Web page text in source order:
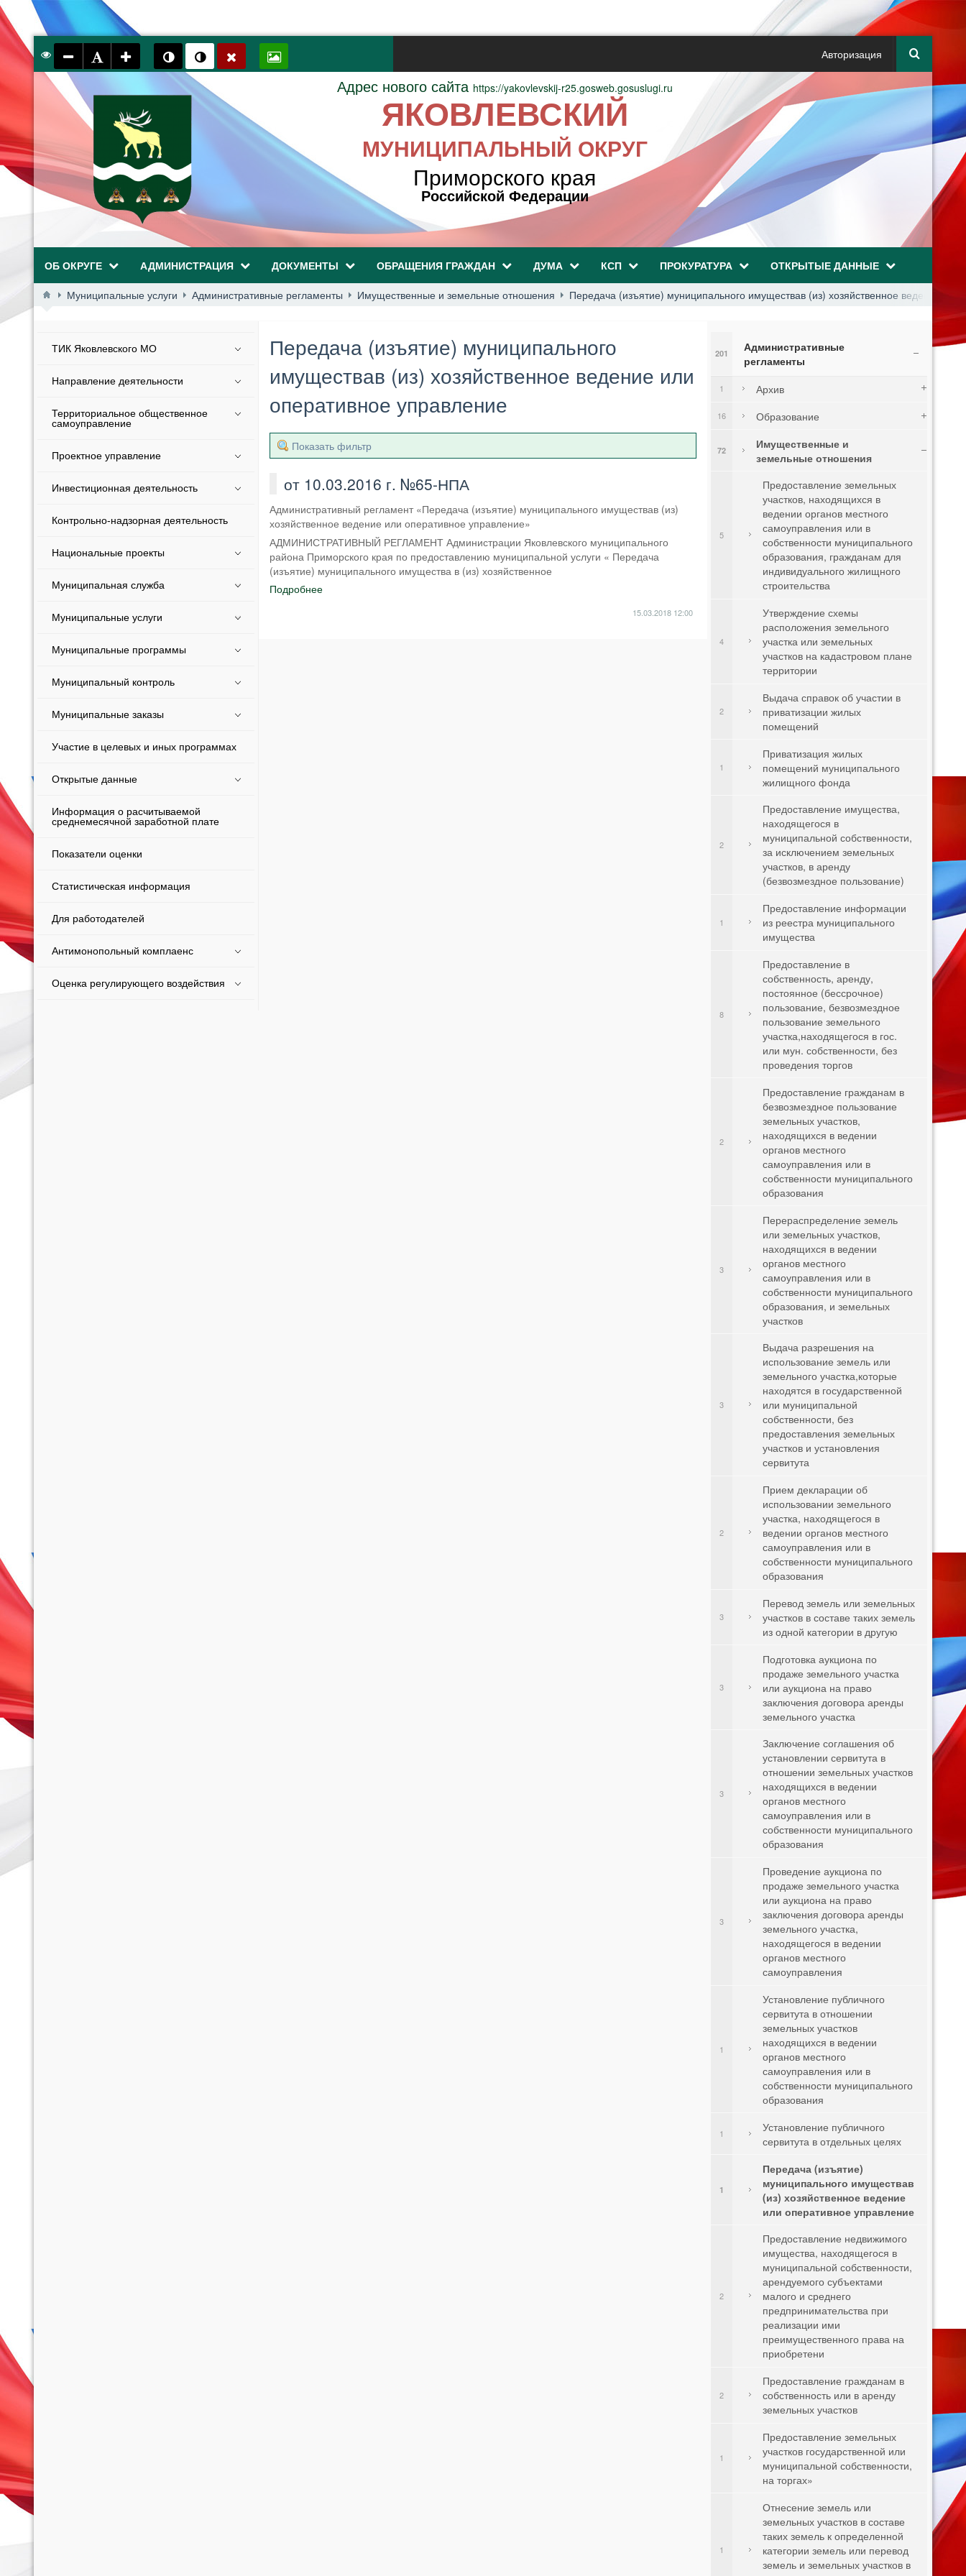
Авторизация
Адрес нового сайта https://yakovlevskij-r25.gosweb.gosuslugi.ru
ЯКОВЛЕВСКИЙ
МУНИЦИПАЛЬНЫЙ ОКРУГ
Приморского края
Российской Федерации
ОБ ОКРУГЕ АДМИНИСТРАЦИЯ ДОКУМЕНТЫ ОБРАЩЕНИЯ ГРАЖДАН ДУМА КСП ПРОКУРАТУРА ОТКРЫТЫЕ ДАННЫЕ
Муниципальные услуги Административные регламенты Имущественные и земельные отношения Передача (изъятие) муниципального имуществав (из) хозяйственное ведение
ТИК Яковлевского МО
Направление деятельности
Территориальное общественное
самоуправление
Проектное управление
Инвестиционная деятельность
Контрольно-надзорная деятельность
Национальные проекты
Муниципальная служба
Муниципальные услуги
Муниципальные программы
Муниципальный контроль
Муниципальные заказы
Участие в целевых и иных программах
Открытые данные
Информация о расчитываемой
среднемесячной заработной плате
Показатели оценки
Статистическая информация
Для работодателей
Антимонопольный комплаенс
Оценка регулирующего воздействия
Передача (изъятие) муниципального
имуществав (из) хозяйственное ведение или
оперативное управление
Показать фильтр
от 10.03.2016 г. №65-НПА
Административный регламент «Передача (изъятие) муниципального имуществав (из)
хозяйственное ведение или оперативное управление»
АДМИНИСТРАТИВНЫЙ РЕГЛАМЕНТ Администрации Яковлевского муниципального
района Приморского края по предоставлению муниципальной услуги « Передача
(изъятие) муниципального имущества в (из) хозяйственное
Подробнее
15.03.2018 12:00
Административные
регламенты
201
Архив
1
Образование
16
Имущественные и
земельные отношения
72
Предоставление земельных
участков, находящихся в
ведении органов местного
самоуправления или в
собственности муниципального
образования, гражданам для
индивидуального жилищного
строительства
5
Утверждение схемы
расположения земельного
участка или земельных
участков на кадастровом плане
территории
4
Выдача справок об участии в
приватизации жилых
помещений
2
Приватизация жилых
помещений муниципального
жилищного фонда
1
Предоставление имущества,
находящегося в
муниципальной собственности,
за исключением земельных
участков, в аренду
(безвозмездное пользование)
2
Предоставление информации
из реестра муниципального
имущества
1
Предоставление в
собственность, аренду,
постоянное (бессрочное)
пользование, безвозмездное
пользование земельного
участка,находящегося в гос.
или мун. собственности, без
проведения торгов
8
Предоставление гражданам в
безвозмездное пользование
земельных участков,
находящихся в ведении
органов местного
самоуправления или в
собственности муниципального
образования
2
Перераспределение земель
или земельных участков,
находящихся в ведении
органов местного
самоуправления или в
собственности муниципального
образования, и земельных
участков
3
Выдача разрешения на
использование земель или
земельного участка,которые
находятся в государственной
или муниципальной
собственности, без
предоставления земельных
участков и установления
сервитута
3
Прием декларации об
использовании земельного
участка, находящегося в
ведении органов местного
самоуправления или в
собственности муниципального
образования
2
Перевод земель или земельных
участков в составе таких земель
из одной категории в другую
3
Подготовка аукциона по
продаже земельного участка
или аукциона на право
заключения договора аренды
земельного участка
3
Заключение соглашения об
установлении сервитута в
отношении земельных участков
находящихся в ведении
органов местного
самоуправления или в
собственности муниципального
образования
3
Проведение аукциона по
продаже земельного участка
или аукциона на право
заключения договора аренды
земельного участка,
находящегося в ведении
органов местного
самоуправления
3
Установление публичного
сервитута в отношении
земельных участков
находящихся в ведении
органов местного
самоуправления или в
собственности муниципального
образования
1
Установление публичного
сервитута в отдельных целях
1
Передача (изъятие)
муниципального имуществав
(из) хозяйственное ведение
или оперативное управление
1
Предоставление недвижимого
имущества, находящегося в
муниципальной собственности,
арендуемого субъектами
малого и среднего
предпринимательства при
реализации ими
преимущественного права на
приобретени
2
Предоставление гражданам в
собственность или в аренду
земельных участков
2
Предоставление земельных
участков государственной или
муниципальной собственности,
на торгах»
1
Отнесение земель или
земельных участков в составе
таких земель к определенной
категории земель или перевод
земель и земельных участков в
1